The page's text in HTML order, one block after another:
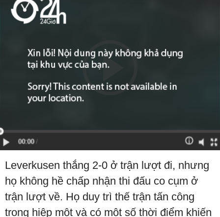
Leverkusen thắng 2-0 ở trận lượt đi, nhưng
họ không hề chấp nhận thi đấu co cụm ở
trận lượt về. Họ duy trì thế trận tấn công
trong hiệp một và có một số thời điểm khiến